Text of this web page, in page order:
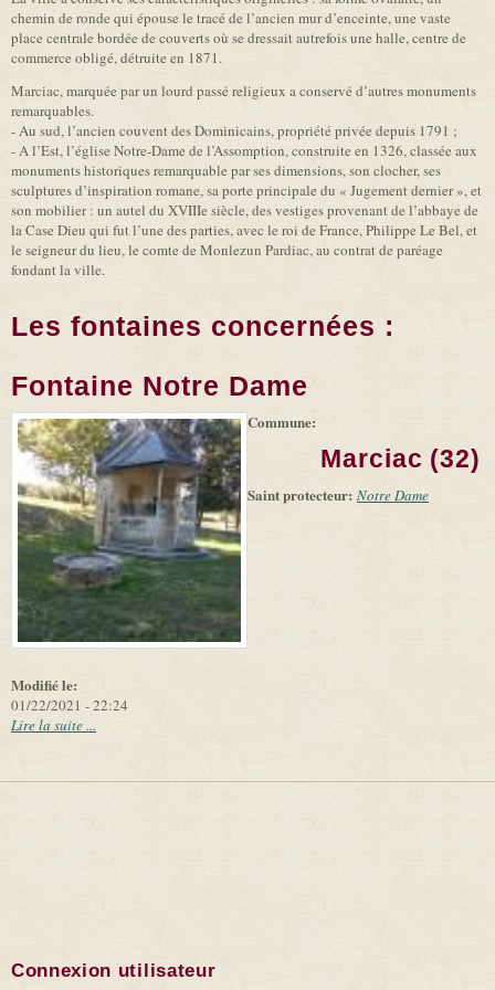
chemin de ronde qui épouse le tracé de l’ancien mur d’enceinte, une vaste
place centrale bordée de couverts où se dressait autrefois une halle, centre de
commerce obligé, détruite en 1871.
Marciac, marquée par un lourd passé religieux a conservé d’autres monuments
remarquables.
- Au sud, l’ancien couvent des Dominicains, propriété privée depuis 1791 ;
- A l’Est, l’église Notre-Dame de l’Assomption, construite en 1326, classée aux
monuments historiques remarquable par ses dimensions, son clocher, ses
sculptures d’inspiration romane, sa porte principale du « Jugement dernier », et
son mobilier : un autel du XVIIIe siècle, des vestiges provenant de l’abbaye de
la Case Dieu qui fut l’une des parties, avec le roi de France, Philippe Le Bel, et
le seigneur du lieu, le comte de Monlezun Pardiac, au contrat de paréage
fondant la ville.
Les fontaines concernées :
Fontaine Notre Dame
Leaflet (link is
|
Tiles
(link is
external)
©
Microsoft
and
suppliers
Modifié le:
01/22/2021 - 22:24
Commune:
Marciac (32)
Saint protecteur: Notre Dame
Lire la suite ...
Connexion utilisateur